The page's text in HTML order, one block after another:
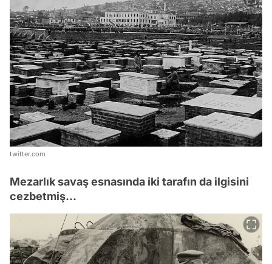
twitter.com
Mezarlık savaş esnasında iki tarafın da ilgisini
cezbetmiş...